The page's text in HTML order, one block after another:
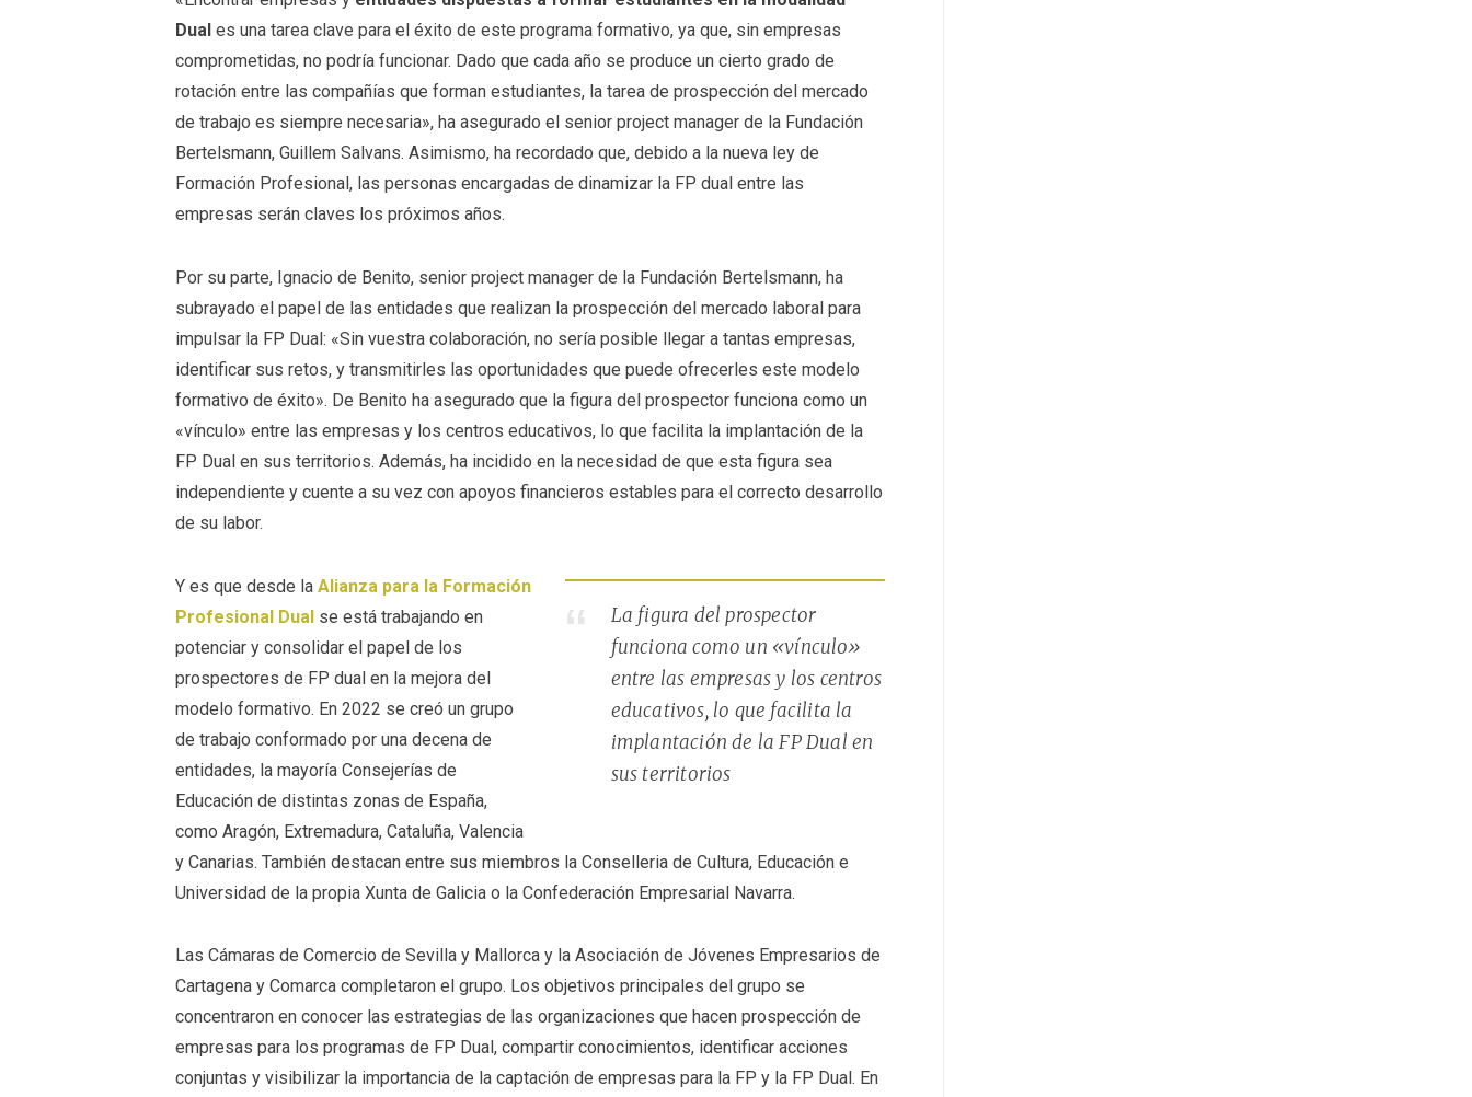
Dual es una tarea clave para el éxito de este programa formativo, ya que, sin empresas
comprometidas, no podría funcionar. Dado que cada año se produce un cierto grado de
rotación entre las compañías que forman estudiantes, la tarea de prospección del mercado
de trabajo es siempre necesaria», ha asegurado el senior project manager de la Fundación
Bertelsmann, Guillem Salvans. Asimismo, ha recordado que, debido a la nueva ley de
Formación Profesional, las personas encargadas de dinamizar la FP dual entre las
empresas serán claves los próximos años.
Por su parte, Ignacio de Benito, senior project manager de la Fundación Bertelsmann, ha
subrayado el papel de las entidades que realizan la prospección del mercado laboral para
impulsar la FP Dual: «Sin vuestra colaboración, no sería posible llegar a tantas empresas,
identificar sus retos, y transmitirles las oportunidades que puede ofrecerles este modelo
formativo de éxito». De Benito ha asegurado que la figura del prospector funciona como un
«vínculo» entre las empresas y los centros educativos, lo que facilita la implantación de la
FP Dual en sus territorios. Además, ha incidido en la necesidad de que esta figura sea
independiente y cuente a su vez con apoyos financieros estables para el correcto desarrollo
de su labor.
La figura del prospector
funciona como un «vínculo»
entre las empresas y los centros
educativos, lo que facilita la
implantación de la FP Dual en
sus territorios
Y es que desde laAlianza para la Formación
Profesional Dual se está trabajando en
potenciar y consolidar el papel de los
prospectores de FP dual en la mejora del
modelo formativo. En 2022 se creó un grupo
de trabajo conformado por una decena de
entidades, la mayoría Consejerías de
Educación de distintas zonas de España,
como Aragón, Extremadura, Cataluña, Valencia
y Canarias. También destacan entre sus miembros la Conselleria de Cultura, Educación e
Universidad de la propia Xunta de Galicia o la Confederación Empresarial Navarra.
Las Cámaras de Comercio de Sevilla y Mallorca y la Asociación de Jóvenes Empresarios de
Cartagena y Comarca completaron el grupo. Los objetivos principales del grupo se
concentraron en conocer las estrategias de las organizaciones que hacen prospección de
empresas para los programas de FP Dual, compartir conocimientos, identificar acciones
conjuntas y visibilizar la importancia de la captación de empresas para la FP y la FP Dual. En